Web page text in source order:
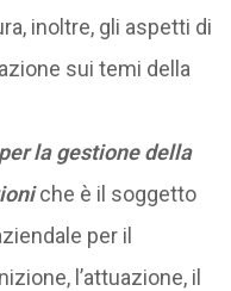
inoltre, gli aspetti di
sui temi della
la gestione della
che è il soggetto
per il
l’attuazione, il